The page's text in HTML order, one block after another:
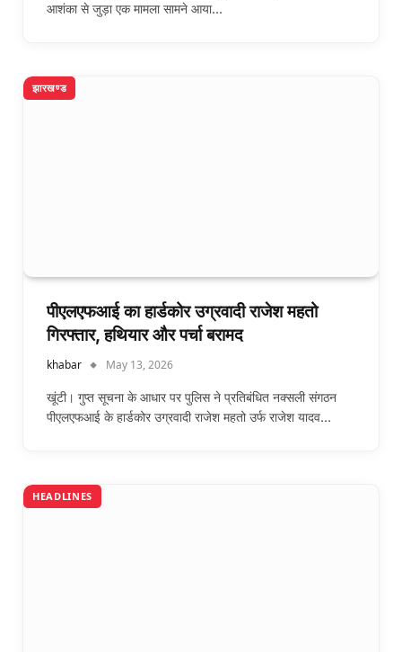
आशंका से जुड़ा एक मामला सामने आया…
झारखण्ड
पीएलएफआई का हार्डकोर उग्रवादी राजेश महतो
गिरफ्तार, हथियार और पर्चा बरामद
khabar May 13, 2026
खूंटी। गुप्त सूचना के आधार पर पुलिस ने प्रतिबंधित नक्सली संगठन
पीएलएफआई के हार्डकोर उग्रवादी राजेश महतो उर्फ राजेश यादव…
HEADLINES